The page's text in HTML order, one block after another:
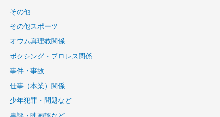
その他
その他スポーツ
オウム真理教関係
ボクシング・プロレス関係
事件・事故
仕事（本業）関係
少年犯罪・問題など
書評・映画評など